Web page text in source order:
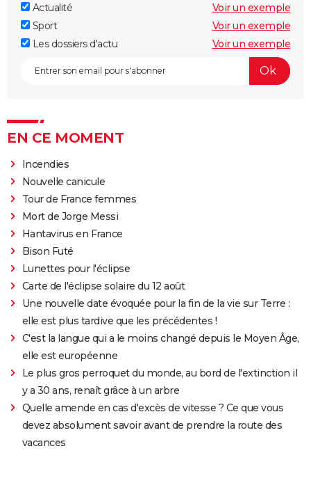
Actualité
Voir un exemple
Sport
Voir un exemple
Les dossiers d'actu
Voir un exemple
EN CE MOMENT
Incendies
Nouvelle canicule
Tour de France femmes
Mort de Jorge Messi
Hantavirus en France
Bison Futé
Lunettes pour l'éclipse
Carte de l'éclipse solaire du 12 août
Une nouvelle date évoquée pour la fin de la vie sur Terre :
elle est plus tardive que les précédentes !
C'est la langue qui a le moins changé depuis le Moyen Âge,
elle est européenne
Le plus gros perroquet du monde, au bord de l'extinction il
y a 30 ans, renaît grâce à un arbre
Quelle amende en cas d'excès de vitesse ? Ce que vous
devez absolument savoir avant de prendre la route des
vacances